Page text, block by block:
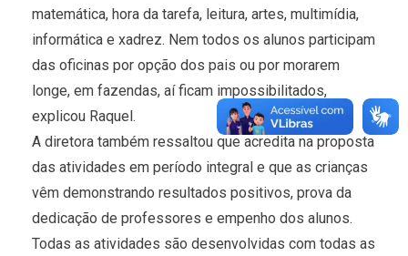
matemática, hora da tarefa, leitura, artes, multimídia,
informática e xadrez. Nem todos os alunos participam
das oficinas por opção dos pais ou por morarem
longe, em fazendas, aí ficam impossibilitados,
explicou Raquel.
A diretora também ressaltou que acredita na proposta
das atividades em período integral e que as crianças
vêm demonstrando resultados positivos, prova da
dedicação de professores e empenho dos alunos.
Todas as atividades são desenvolvidas com todas as